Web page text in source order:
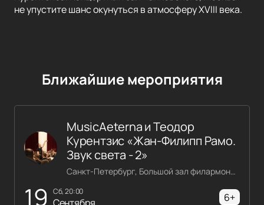
не упустите шанс окунуться в атмосферу XVIII века.
Ближайшие мероприятия
19 сб, 20:00
MusicAeterna и Теодор
Курентзис «Жан-Филипп Рамо.
Звук света - 2»
Санкт-Петербург, Большой зал филармонии имени Шостаковича
6+